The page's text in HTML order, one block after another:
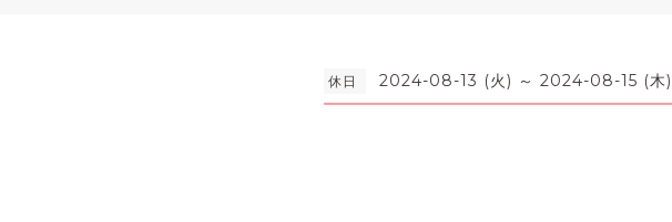
休日 2024-08-13 (火) ～ 2024-08-15 (木)